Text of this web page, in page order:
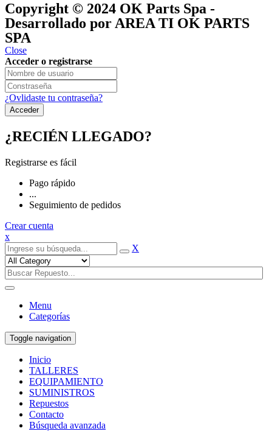
Copyright © 2024 OK Parts Spa -
Desarrollado por AREA TI OK PARTS
SPA
Close
Acceder o registrarse
¿Ovlidaste tu contraseña?
¿RECIÉN LLEGADO?
Registrarse es fácil
Pago rápido
...
Seguimiento de pedidos
Crear cuenta
x
X
Menu
Categorías
Toggle navigation
Inicio
TALLERES
EQUIPAMIENTO
SUMINISTROS
Repuestos
Contacto
Búsqueda avanzada